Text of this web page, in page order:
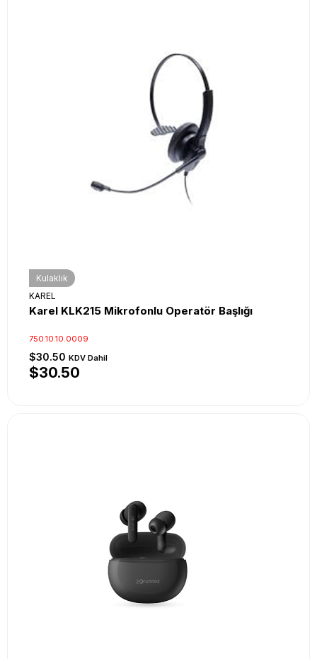
Kulaklık
KAREL
Karel KLK215 Mikrofonlu Operatör Başlığı
750.10.10.0009
$30.50 KDV Dahil
$30.50